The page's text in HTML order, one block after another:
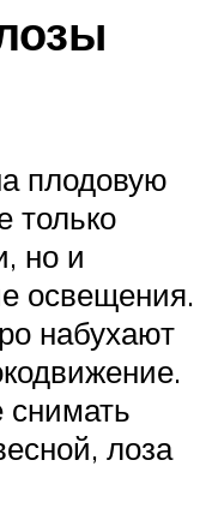
плодовую
только
но и
освещения.
набухают
снимать
лоза